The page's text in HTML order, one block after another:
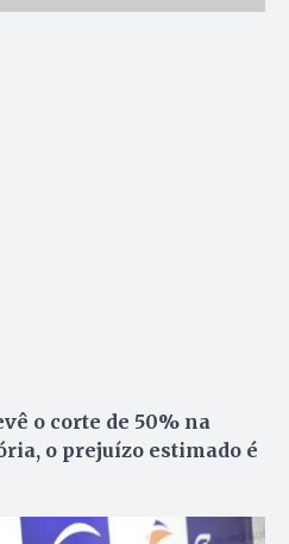
o corte de 50% na
o prejuízo estimado é